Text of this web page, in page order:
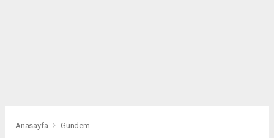
Anasayfa Gündem